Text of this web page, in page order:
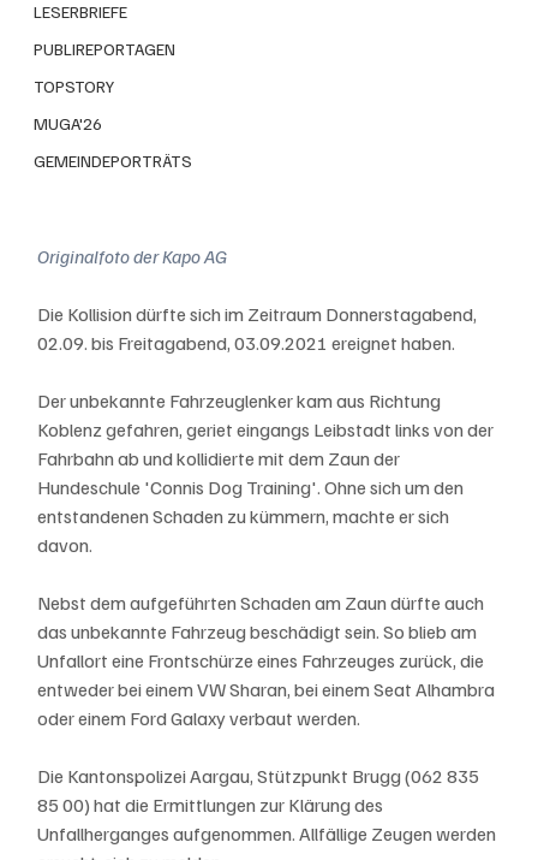
LESERBRIEFE
PUBLIREPORTAGEN
TOPSTORY
MUGA'26
GEMEINDEPORTRÄTS
Originalfoto der Kapo AG
Die Kollision dürfte sich im Zeitraum Donnerstagabend,
02.09. bis Freitagabend, 03.09.2021 ereignet haben.
Der unbekannte Fahrzeuglenker kam aus Richtung
Koblenz gefahren, geriet eingangs Leibstadt links von der
Fahrbahn ab und kollidierte mit dem Zaun der
Hundeschule 'Connis Dog Training'. Ohne sich um den
entstandenen Schaden zu kümmern, machte er sich
davon.
Nebst dem aufgeführten Schaden am Zaun dürfte auch
das unbekannte Fahrzeug beschädigt sein. So blieb am
Unfallort eine Frontschürze eines Fahrzeuges zurück, die
entweder bei einem VW Sharan, bei einem Seat Alhambra
oder einem Ford Galaxy verbaut werden.
Die Kantonspolizei Aargau, Stützpunkt Brugg (062 835
85 00) hat die Ermittlungen zur Klärung des
Unfallherganges aufgenommen. Allfällige Zeugen werden